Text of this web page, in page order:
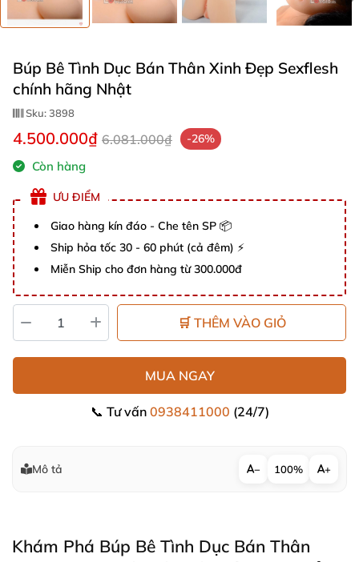
Búp Bê Tình Dục Bán Thân Xinh Đẹp Sexflesh
chính hãng Nhật
Sku:3898
4.500.000₫ 6.081.000₫ -26%
Còn hàng
ƯU ĐIỂM
Giao hàng kín đáo - Che tên SP 📦
Ship hỏa tốc 30 - 60 phút (cả đêm) ⚡
Miễn Ship cho đơn hàng từ 300.000đ
🛒 THÊM VÀO GIỎ
MUA NGAY
📞 Tư vấn 0938411000 (24/7)
Mô tả − 100% +
Khám Phá Búp Bê Tình Dục Bán Thân